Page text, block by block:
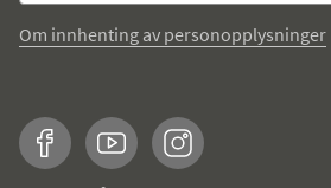
Om innhenting av personopplysninger
FacebookYouTubeInstagram